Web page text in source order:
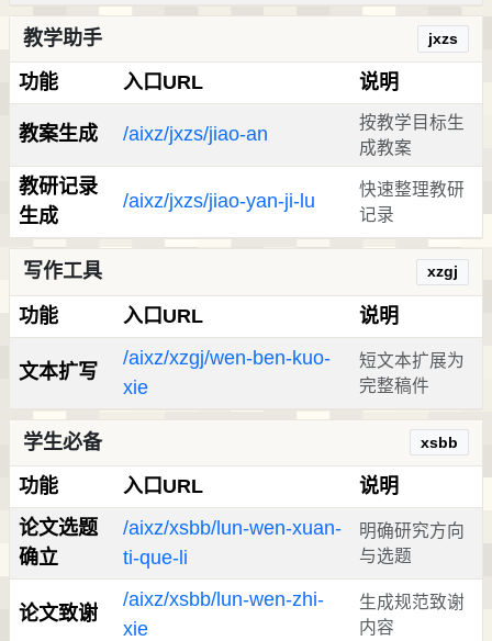
教学助手 jxzs
功能 入口URL 说明
教案生成 /aixz/jxzs/jiao-an
按教学目标生
成教案
教研记录
生成
/aixz/jxzs/jiao-yan-ji-lu
快速整理教研
记录
写作工具 xzgj
功能 入口URL 说明
文本扩写
/aixz/xzgj/wen-ben-kuo-
xie
短文本扩展为
完整稿件
学生必备 xsbb
功能 入口URL
说明
论文选题
确立
/aixz/xsbb/lun-wen-xuan-
ti-que-li
明确研究方向
与选题
论文致谢
/aixz/xsbb/lun-wen-zhi-
xie
生成规范致谢
内容